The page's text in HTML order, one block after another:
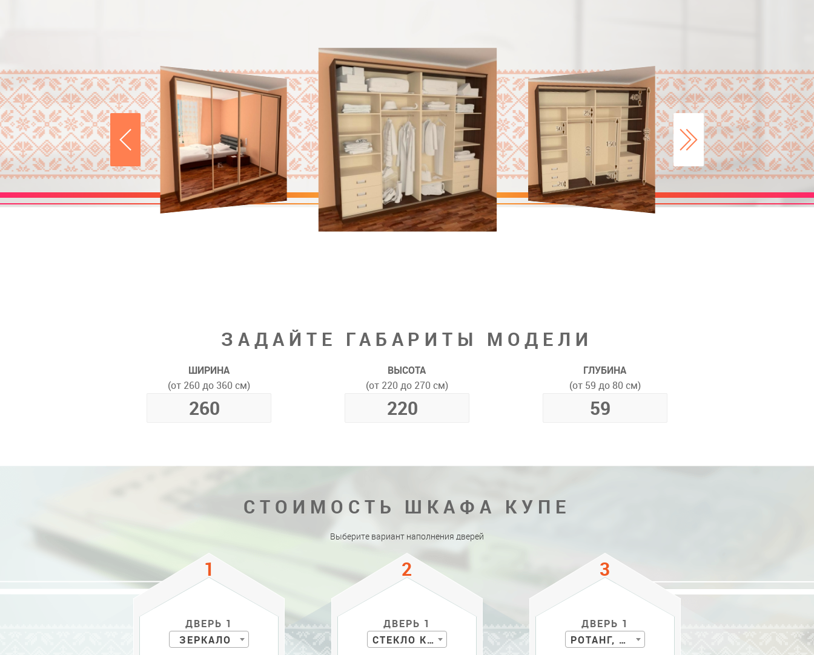
ЗАДАЙТЕ ГАБАРИТЫ МОДЕЛИ
ШИРИНА
(от 260 до 360 см)
ВЫСОТА
(от 220 до 270 см)
ГЛУБИНА
(от 59 до 80 см)
СТОИМОСТЬ ШКАФА КУПЕ
Выберите вариант наполнения дверей
ДВЕРЬ 1
ЗЕРКАЛО
ДВЕРЬ 1
СТЕКЛО КР. С РИС.
ДВЕРЬ 1
РОТАНГ, БАМБУК